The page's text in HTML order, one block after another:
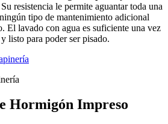
resistencia le permite aguantar toda una
tipo de mantenimiento adicional
El lavado con agua es suficiente una vez
listo para poder ser pisado.
Hormigón Impreso